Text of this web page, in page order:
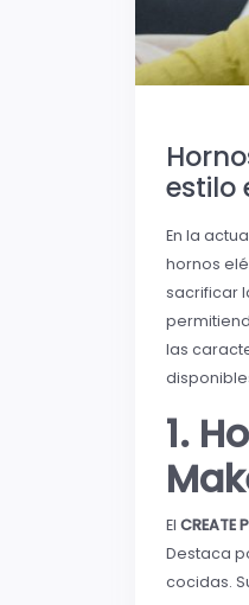
estilo
En la
hornos
sacrificar
las
1.
El CREATE
Destaca
cocidas.